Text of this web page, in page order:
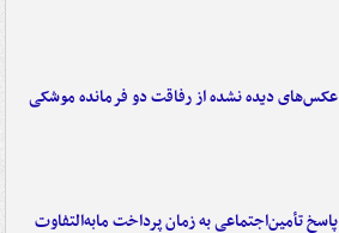
عکس‌های دیده نشده از رفاقت دو فرمانده‌ موشکی
پاسخ تأمین‌اجتماعی به زمان پرداخت مابه‌التفاوت